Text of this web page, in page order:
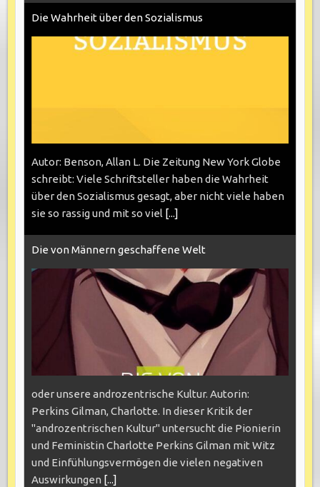
Die Wahrheit über den Sozialismus
Autor: Benson, Allan L. Die Zeitung New York Globe
schreibt: Viele Schriftsteller haben die Wahrheit
über den Sozialismus gesagt, aber nicht viele haben
sie so rassig und mit so viel [...]
Die von Männern geschaffene Welt
oder unsere androzentrische Kultur. Autorin:
Perkins Gilman, Charlotte. In dieser Kritik der
"androzentrischen Kultur" untersucht die Pionierin
und Feministin Charlotte Perkins Gilman mit Witz
und Einfühlungsvermögen die vielen negativen
Auswirkungen [...]